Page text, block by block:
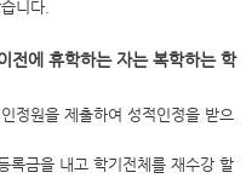
니다.
전에 휴학하는 자는 복학하는 학
정원을 제출하여 성적인정을 받으
록금을 내고 학기전체를 재수강 할